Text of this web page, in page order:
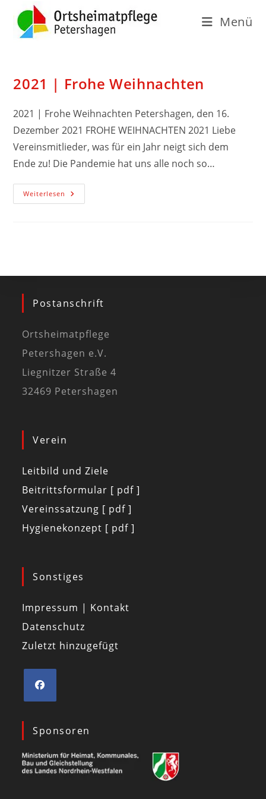
Menü
2021 | Frohe Weihnachten
2021 | Frohe Weihnachten Petershagen, den 16.
Dezember 2021 FROHE WEIHNACHTEN 2021 Liebe
Vereinsmitlieder, was für ein Jahr neigt sich dem
Ende zu! Die Pandemie hat uns alle noch so…
Weiterlesen
Postanschrift
Ortsheimatpflege
Petershagen e.V.
Liegnitzer Straße 4
32469 Petershagen
Verein
Leitbild und Ziele
Beitrittsformular [ pdf ]
Vereinssatzung [ pdf ]
Hygienekonzept [ pdf ]
Sonstiges
Impressum | Kontakt
Datenschutz
Zuletzt hinzugefügt
Sponsoren